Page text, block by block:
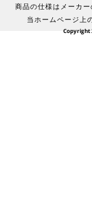
商品の仕様はメーカ
当ホームページ上
Copyright